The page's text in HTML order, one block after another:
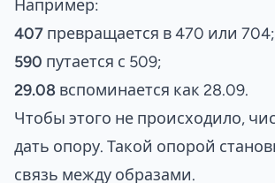
Например:
407 превращается в 470 или 704;
590 путается с 509;
29.08 вспоминается как 28.09.
Чтобы этого не происходило,
дать опору. Такой опорой
связь между образами.